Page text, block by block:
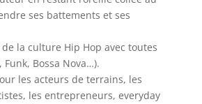
ses battements et ses
la culture Hip Hop avec toutes
Funk, Bossa Nova…).
les acteurs de terrains, les
les entrepreneurs, everyday